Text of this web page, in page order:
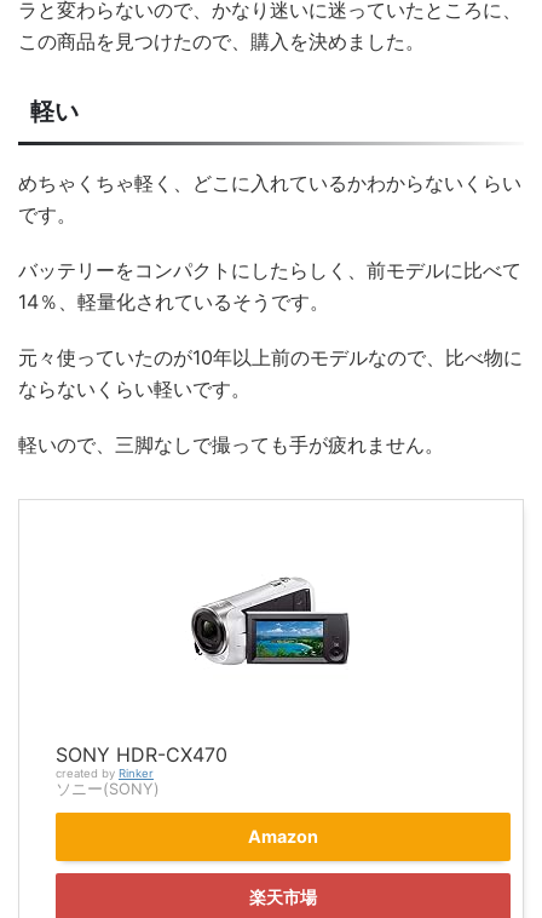
ラと変わらないので、かなり迷いに迷っていたところに、
この商品を見つけたので、購入を決めました。
軽い
めちゃくちゃ軽く、どこに入れているかわからないくらい
です。
バッテリーをコンパクトにしたらしく、前モデルに比べて
14％、軽量化されているそうです。
元々使っていたのが10年以上前のモデルなので、比べ物に
ならないくらい軽いです。
軽いので、三脚なしで撮っても手が疲れません。
SONY HDR-CX470
created by Rinker
ソニー(SONY)
Amazon
楽天市場